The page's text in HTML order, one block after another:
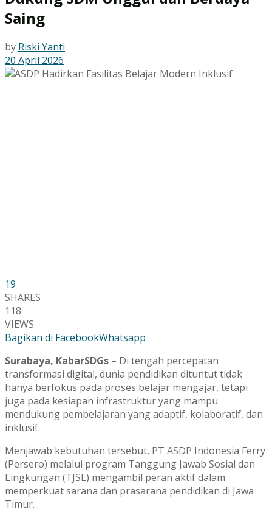
Saing
by Riski Yanti
20 April 2026
19
SHARES
118
VIEWS
Bagikan di FacebookWhatsapp
Surabaya, KabarSDGs – Di tengah percepatan
transformasi digital, dunia pendidikan dituntut tidak
hanya berfokus pada proses belajar mengajar, tetapi
juga pada kesiapan infrastruktur yang mampu
mendukung pembelajaran yang adaptif, kolaboratif, dan
inklusif.
Menjawab kebutuhan tersebut, PT ASDP Indonesia Ferry
(Persero) melalui program Tanggung Jawab Sosial dan
Lingkungan (TJSL) mengambil peran aktif dalam
memperkuat sarana dan prasarana pendidikan di Jawa
Timur.